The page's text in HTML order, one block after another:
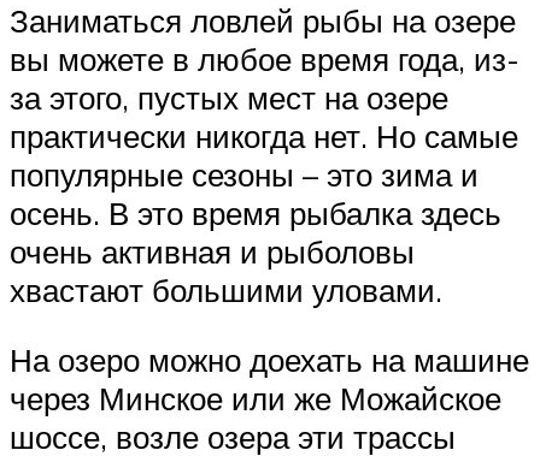
Заниматься ловлей рыбы на озере
вы можете в любое время года, из-
за этого, пустых мест на озере
практически никогда нет. Но самые
популярные сезоны – это зима и
осень. В это время рыбалка здесь
очень активная и рыболовы
хвастают большими уловами.
На озеро можно доехать на машине
через Минское или же Можайское
шоссе, возле озера эти трассы